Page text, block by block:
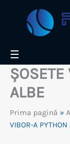
☰
ALBE
Prima pagină »
VIBOR-A PYTHON